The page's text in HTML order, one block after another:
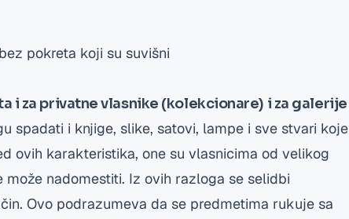
pokreta koji su suvišni
i za privatne vlasnike (kolekcionare) i za galerije
spadati i knjige, slike, satovi, lampe i sve stvari koje
ovih karakteristika, one su vlasnicima od velikog
nadomestiti. Iz ovih razloga se selidbi
Ovo podrazumeva da se predmetima rukuje sa